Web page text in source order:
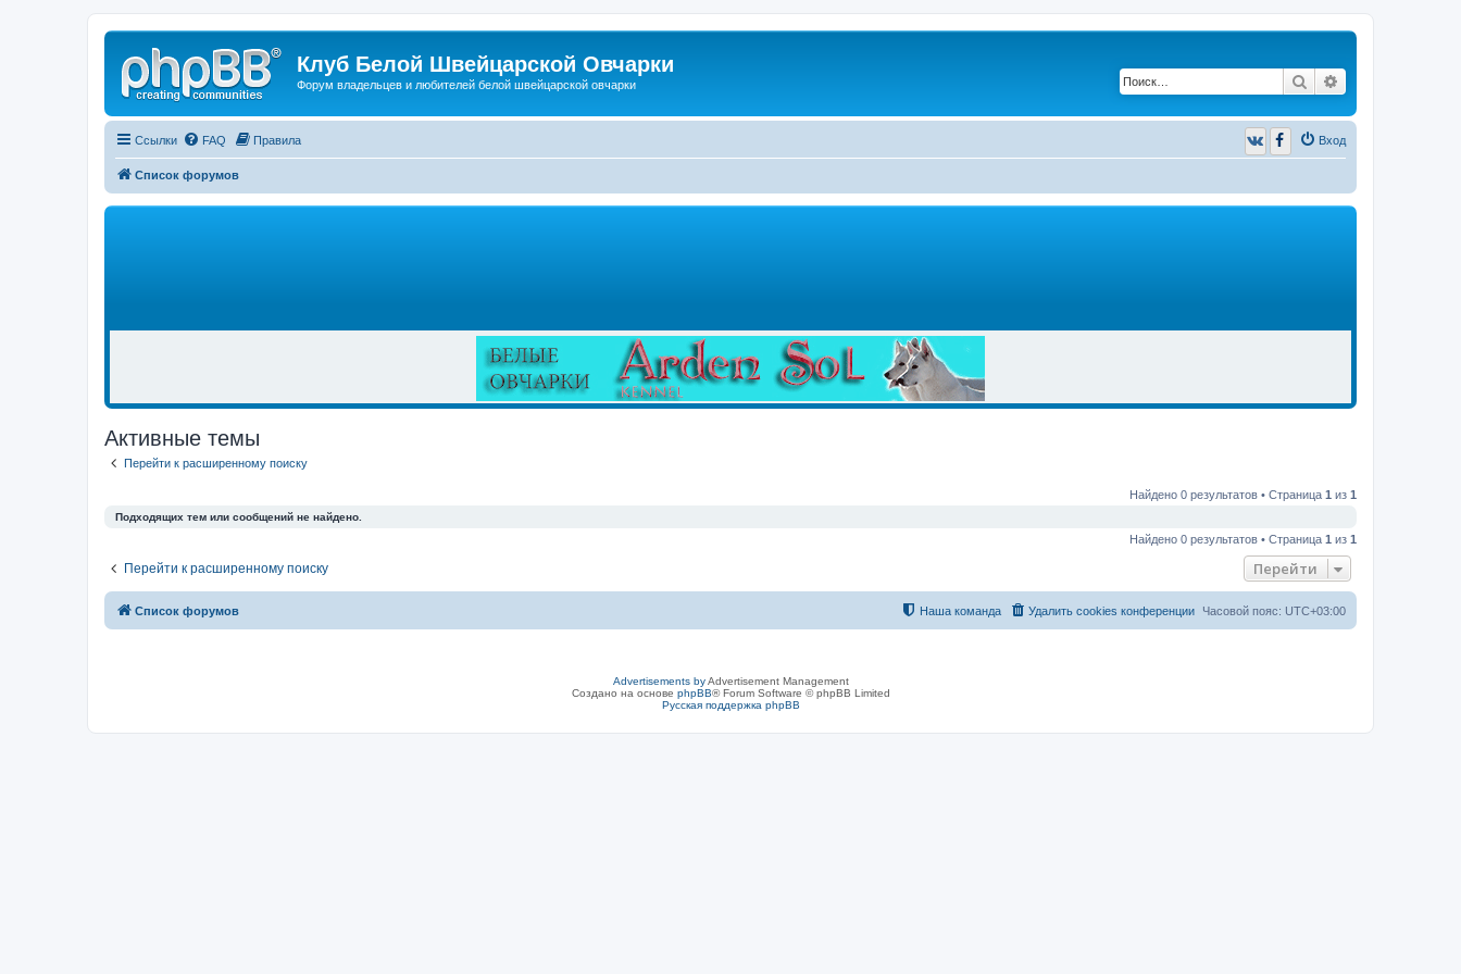
Клуб Белой Швейцарской Овчарки
Форум владельцев и любителей белой швейцарской овчарки Поиск
Ссылки FAQ Правила Вход
Список форумов
Активные темы
Перейти к расширенному поиску
Найдено 0 результатов • Страница 1 из 1
Подходящих тем или сообщений не найдено.
Найдено 0 результатов • Страница 1 из 1
Перейти к расширенному поиску Перейти
Список форумов Часовой пояс: UTC+03:00
Удалить cookies конференции
Наша команда
Advertisements byAdvertisement Management
Создано на основе phpBB® Forum Software © phpBB Limited
Русская поддержка phpBB